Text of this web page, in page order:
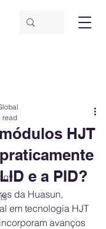
HJT
e a PID?
read
da Huasun,
em tecnologia HJT
avanços